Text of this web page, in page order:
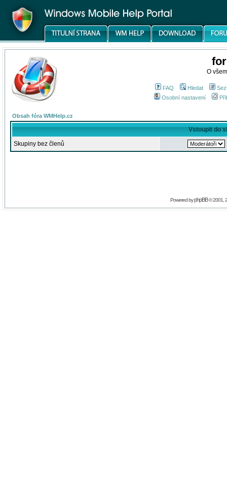
O
FAQ Hledat
Osobní nastavení
Obsah fóra WMHelp.cz
Vstoupit do
Skupiny bez členů
Powered byphpBB© 2001,